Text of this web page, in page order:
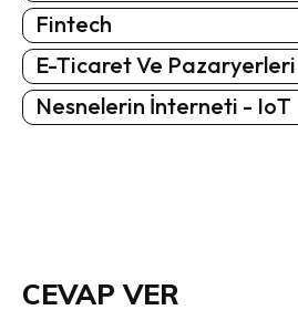
Fintech
E-Ticaret Ve Pazaryerleri
Nesnelerin İnterneti - IoT
CEVAP VER